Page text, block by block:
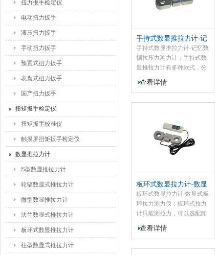
扭力扳手检定仪
电动扭力扳手
液压扭力扳手
手动扭力扳手
预置式扭力扳手
表盘式扭力扳手
国产扭力扳手
扭矩扳手检定仪
扭矩扳手校准仪
触摸屏扭矩扳手检定仪
数显推拉力计
S型数显推拉力计
轮辐数显式推拉力计
微型数显推拉力计
法兰数显式推拉力计
板环式数显推拉力计
柱型数显式推拉力计
手持式数显推拉力计-记
忆数据拉压力测力计
手持式数显推拉力计-记忆数
据拉压力测力计：手持式数
显推拉力计有多种款式，分
别是SGHF型数显推拉力
计，SGSF型数显推拉力
等一系列产品。应用于高低
压电器、电子、五制锁、汽
车配件、制笔、轻工、建
筑、渔具、纺织、化工、机
拉压负荷、插拔力测试、性
试验等，是数字型的新一代
拉压力测试仪器。
查看详情
板环式数显拉力计-数显
式板环拉力测力仪
板环式数显拉力计-数显式板
环拉力测力仪：板环式拉力
计只能测拉力，可以选配卸
扣进行拉力测试，板环式数
显拉力计可以手拿着测，也
查看详情